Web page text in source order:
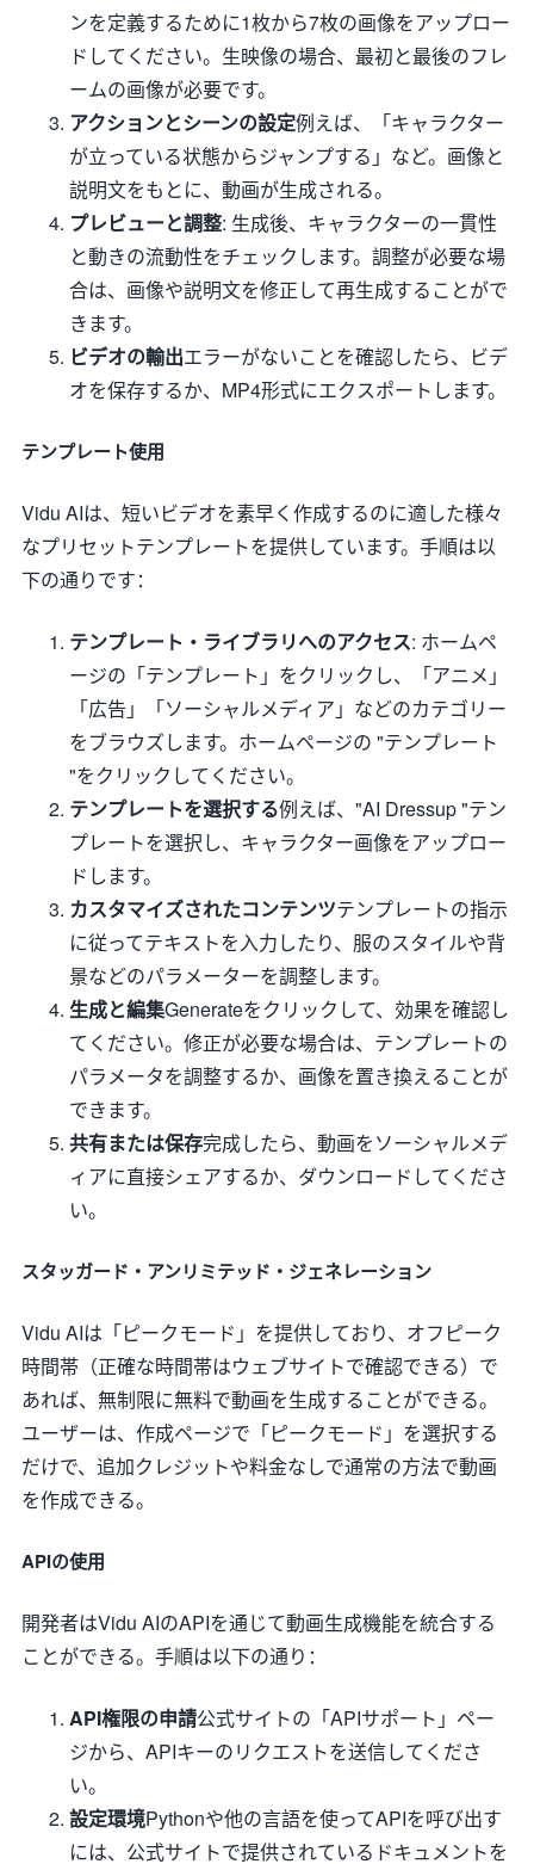
ンを定義するために1枚から7枚の画像をアップロー
ドしてください。生映像の場合、最初と最後のフレ
ームの画像が必要です。
アクションとシーンの設定例えば、「キャラクター
が立っている状態からジャンプする」など。画像と
説明文をもとに、動画が生成される。
プレビューと調整: 生成後、キャラクターの一貫性
と動きの流動性をチェックします。調整が必要な場
合は、画像や説明文を修正して再生成することがで
きます。
ビデオの輸出エラーがないことを確認したら、ビデ
オを保存するか、MP4形式にエクスポートします。
テンプレート使用
Vidu AIは、短いビデオを素早く作成するのに適した様々
なプリセットテンプレートを提供しています。手順は以
下の通りです：
テンプレート・ライブラリへのアクセス: ホームペ
ージの「テンプレート」をクリックし、「アニメ」
「広告」「ソーシャルメディア」などのカテゴリー
をブラウズします。ホームページの "テンプレート
"をクリックしてください。
テンプレートを選択する例えば、"AI Dressup "テン
プレートを選択し、キャラクター画像をアップロー
ドします。
カスタマイズされたコンテンツテンプレートの指示
に従ってテキストを入力したり、服のスタイルや背
景などのパラメーターを調整します。
生成と編集Generateをクリックして、効果を確認し
てください。修正が必要な場合は、テンプレートの
パラメータを調整するか、画像を置き換えることが
できます。
共有または保存完成したら、動画をソーシャルメデ
ィアに直接シェアするか、ダウンロードしてくださ
い。
スタッガード・アンリミテッド・ジェネレーション
Vidu AIは「ピークモード」を提供しており、オフピーク
時間帯（正確な時間帯はウェブサイトで確認できる）で
あれば、無制限に無料で動画を生成することができる。
ユーザーは、作成ページで「ピークモード」を選択する
だけで、追加クレジットや料金なしで通常の方法で動画
を作成できる。
APIの使用
開発者はVidu AIのAPIを通じて動画生成機能を統合する
ことができる。手順は以下の通り：
API権限の申請公式サイトの「APIサポート」ペー
ジから、APIキーのリクエストを送信してくださ
い。
設定環境Pythonや他の言語を使ってAPIを呼び出す
には、公式サイトで提供されているドキュメントを